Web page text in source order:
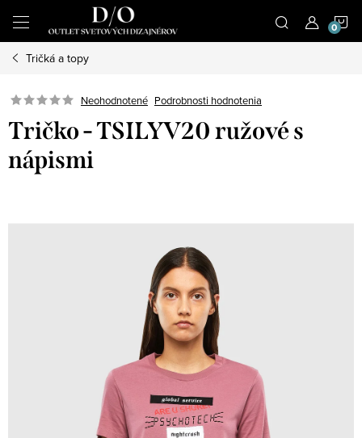
obsah
Tričká a topy
Neohodnotené Podrobnosti hodnotenia
Tričko - TSILYV20 ružové s
nápismi